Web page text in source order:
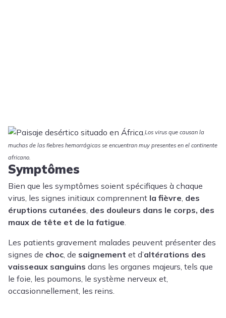
Los virus que causan la
muchas de las fiebres hemorrágicas se encuentran muy presentes en el continente
africano.
Symptômes
Bien que les symptômes soient spécifiques à chaque
virus, les signes initiaux comprennent la fièvre, des
éruptions cutanées, des douleurs dans le corps, des
maux de tête et de la fatigue.
Les patients gravement malades peuvent présenter des
signes de choc, de saignement et d’altérations des
vaisseaux sanguins dans les organes majeurs, tels que
le foie, les poumons, le système nerveux et,
occasionnellement, les reins.